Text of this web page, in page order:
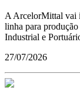
A ArcelorMittal vai
linha para
Industrial e
27/07/2026